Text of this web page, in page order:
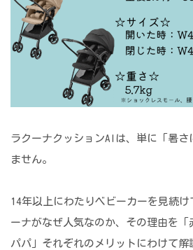
ラクーナクッションAIは、単に「暑さ
ません。
14年以上にわたりベビーカーを見続
ーナがなぜ人気なのか、その理由を「
パパ」それぞれのメリットにわけて解